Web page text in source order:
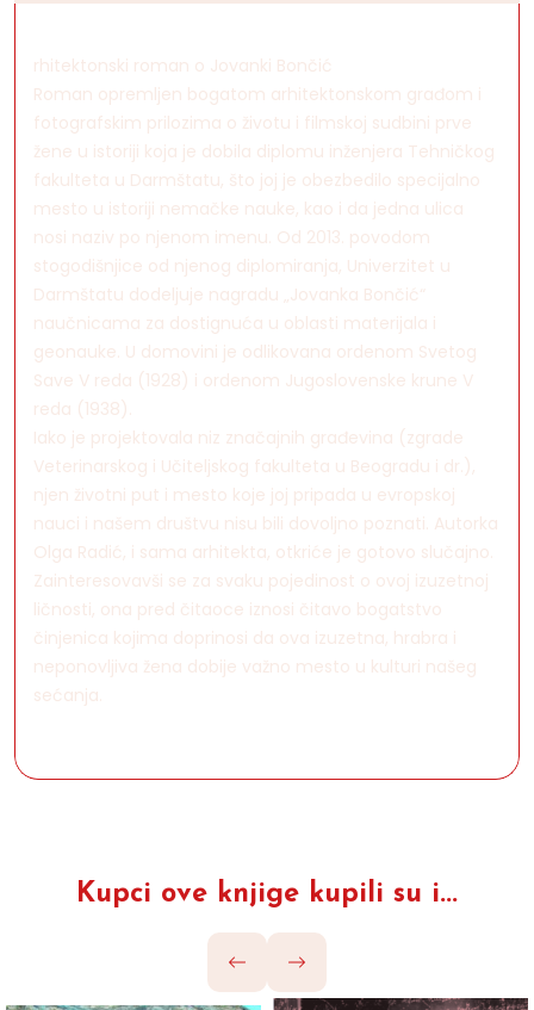
rhitektonski roman o Jovanki Bončić
Roman opremljen bogatom arhitektonskom građom i
fotografskim prilozima o životu i filmskoj sudbini prve
žene u istoriji koja je dobila diplomu inženjera Tehničkog
fakulteta u Darmštatu, što joj je obezbedilo specijalno
mesto u istoriji nemačke nauke, kao i da jedna ulica
nosi naziv po njenom imenu. Od 2013. povodom
stogodišnjice od njenog diplomiranja, Univerzitet u
Darmštatu dodeljuje nagradu „Jovanka Bončić“
naučnicama za dostignuća u oblasti materijala i
geonauke. U domovini je odlikovana ordenom Svetog
Save V reda (1928) i ordenom Jugoslovenske krune V
reda (1938).
Iako je projektovala niz značajnih građevina (zgrade
Veterinarskog i Učiteljskog fakulteta u Beogradu i dr.),
njen životni put i mesto koje joj pripada u evropskoj
nauci i našem društvu nisu bili dovoljno poznati. Autorka
Olga Radić, i sama arhitekta, otkriće je gotovo slučajno.
Zainteresovavši se za svaku pojedinost o ovoj izuzetnoj
ličnosti, ona pred čitaoce iznosi čitavo bogatstvo
činjenica kojima doprinosi da ova izuzetna, hrabra i
neponovljiva žena dobije važno mesto u kulturi našeg
sećanja.
Kupci ove knjige kupili su i...